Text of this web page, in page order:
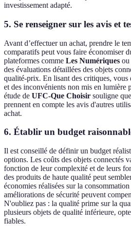
investissement adapté.
5. Se renseigner sur les avis et
Avant d’effectuer un achat, prendre le
comparatifs peut vous faire économiser
plateformes comme Les Numériques ou
des évaluations détaillées des objets
qualité-prix. En lisant des critiques, vous
et des inconvénients non mis en lumière
étude de UFC-Que Choisir souligne
prennent en compte les avis d'autres
achat.
6. Établir un budget
Il est conseillé de définir un budget
options. Les coûts des objets connectés
fonction de leur complexité et de leurs
des produits de haute qualité peut
économies réalisées sur la
améliorations de sécurité peuvent
N'oubliez pas : la qualité prime sur la
plusieurs objets de qualité inférieure,
fiables.